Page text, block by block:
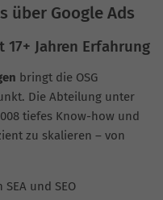
über Google Ads
Jahren Erfahrung
bringt die OSG
Die Abteilung unter
tiefes Know-how und
zu skalieren – von
und SEO